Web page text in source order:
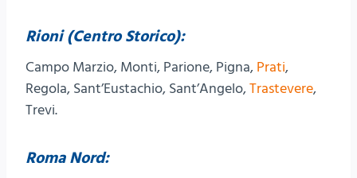
Rioni (Centro Storico):
Campo Marzio, Monti, Parione, Pigna, Prati,
Regola, Sant’Eustachio, Sant’Angelo,Trastevere,
Trevi.
Roma Nord: